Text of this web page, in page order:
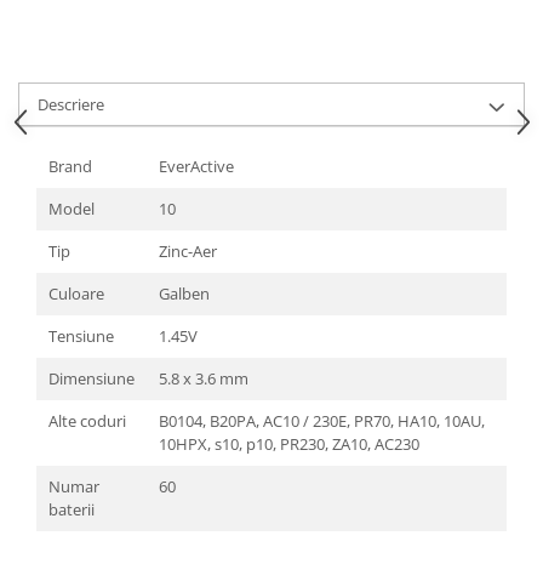
Descriere
Brand
EverActive
Model
10
Tip
Zinc-Aer
Culoare
Galben
Tensiune
1.45V
Dimensiune
5.8 x 3.6 mm
Alte coduri
B0104, B20PA, AC10 / 230E, PR70, HA10, 10AU,
10HPX, s10, p10, PR230, ZA10, AC230
Numar
baterii
60